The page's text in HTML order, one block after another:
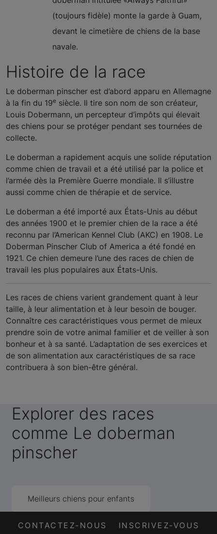
(toujours fidèle) monte la garde à Guam,
devant le cimetière de chiens de la base
navale.
Histoire de la race
Le doberman pinscher est d’abord apparu en Allemagne
à la fin du 19e siècle. Il tire son nom de son créateur,
Louis Dobermann, un percepteur d’impôts qui élevait
des chiens pour se protéger pendant ses tournées de
collecte.
Le doberman a rapidement acquis une solide réputation
comme chien de travail et a été utilisé par la police et
l’armée dès la Première Guerre mondiale. Il s’illustre
aussi comme chien de thérapie et de service.
Le doberman a été importé aux États-Unis au début
des années 1900 et le premier chien de la race a été
reconnu par l’American Kennel Club (AKC) en 1908. Le
Doberman Pinscher Club of America a été fondé en
1921. Ce chien demeure l’une des races de chien de
travail les plus populaires aux États-Unis.
Les races de chiens varient grandement quant à leur
taille, à leur alimentation et à leur besoin de bouger.
Connaître ces caractéristiques vous permet de mieux
prendre soin de votre animal familier et de veiller à son
bonheur et à sa santé. L’adaptation de ses exercices et
de son alimentation aux caractéristiques de sa race
contribuera à son bien-être général.
Explorer des races
comme Le doberman
pinscher
Meilleurs chiens pour enfants
CONTACTEZ-NOUS
INSCRIVEZ-VOUS